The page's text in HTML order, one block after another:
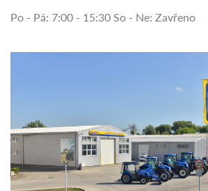
Po - Pá: 7:00 - 15:30 So - Ne: Zavřeno